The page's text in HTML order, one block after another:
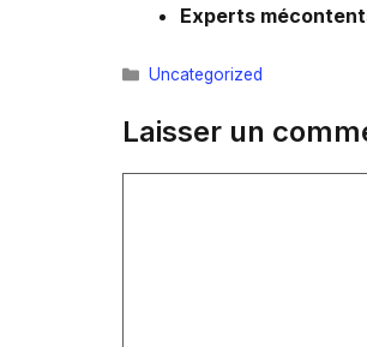
Experts
Catégories
Uncategorized
Laisser un